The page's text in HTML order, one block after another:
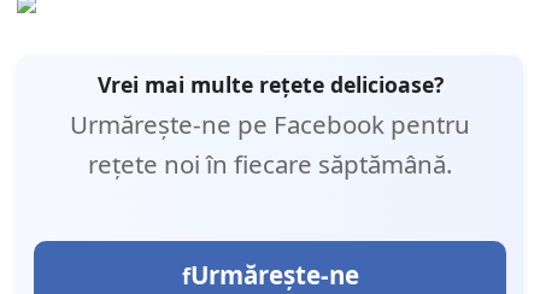
Vrei mai multe rețete delicioase?
Urmărește-ne pe Facebook pentru
rețete noi în fiecare săptămână.
Urmărește-ne